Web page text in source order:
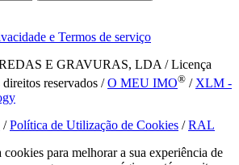
e Termos de serviço
E GRAVURAS, LDA / Licença
reservados /O MEU IMO® / XLM -
/Política de Utilização de Cookies /RAL
para melhorar a sua experiência de